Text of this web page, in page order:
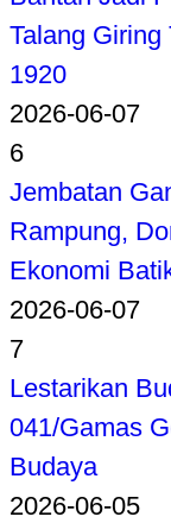
Talang Giring
1920
2026-06-07
6
Jembatan
Rampung,
Ekonomi
2026-06-07
7
Lestarikan
041/Gamas
Budaya
2026-06-05